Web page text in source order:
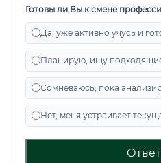
Готовы ли Вы к смене
Да, уже активно учусь и
Планирую, ищу
Сомневаюсь, пока
Нет, меня устраивает